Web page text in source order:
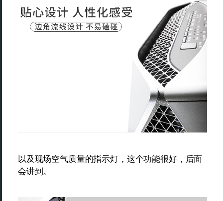
以及现场空气质量的指示灯，这个功能很好，后面
会讲到。